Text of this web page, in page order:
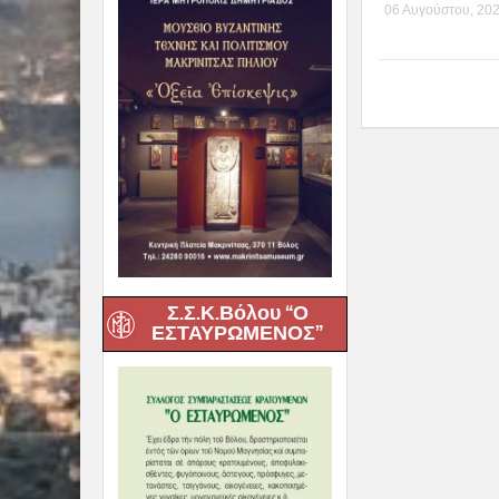
Σ.Σ.Κ.Βόλου “Ο
ΕΣΤΑΥΡΩΜΕΝΟΣ”
06 Αυγούστου,